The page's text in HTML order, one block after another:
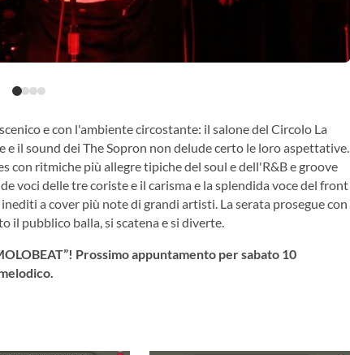
e con l'ambiente circostante: il salone del Circolo La
il sound dei The Sopron non delude certo le loro aspettative.
con ritmiche più allegre tipiche del soul e dell'R&B e groove
voci delle tre coriste e il carisma e la splendida voce del front
a cover più note di grandi artisti. La serata prosegue con
il pubblico balla, si scatena e si diverte.
Prossimo appuntamento per sabato 10